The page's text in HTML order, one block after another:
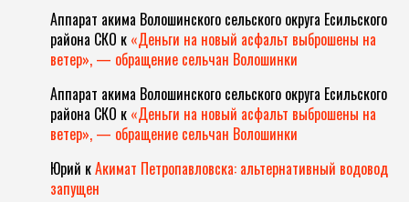
Аппарат акима Волошинского сельского округа Есильского
района СКО к «Деньги на новый асфальт выброшены на
ветер», — обращение сельчан Волошинки
Аппарат акима Волошинского сельского округа Есильского
района СКО к «Деньги на новый асфальт выброшены на
ветер», — обращение сельчан Волошинки
Юрий кАкимат Петропавловска: альтернативный водовод
запущен